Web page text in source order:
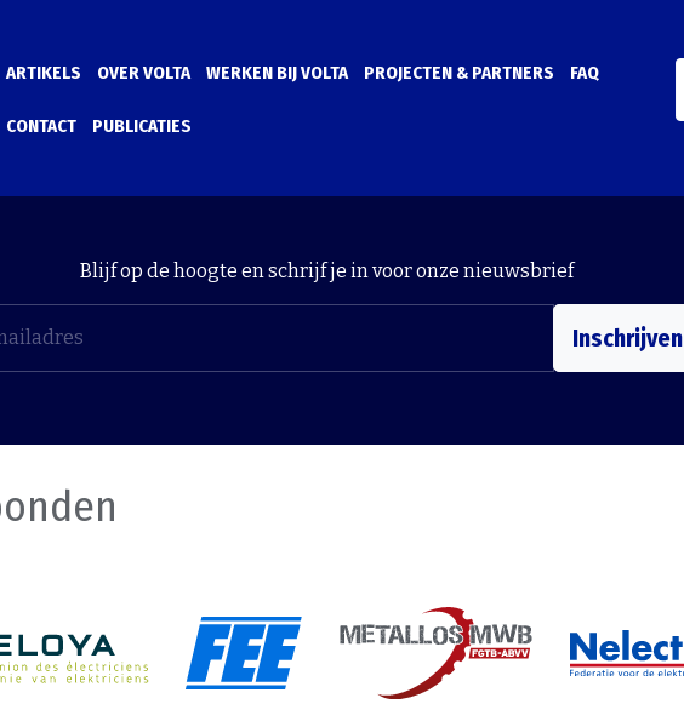
ARTIKELS OVER VOLTA WERKEN BIJ VOLTA PROJECTEN & PARTNERS FAQ
CONTACT PUBLICATIES
Blijf op de hoogte en schrijf je in voor onze nieuwsbrief
Inschrijven